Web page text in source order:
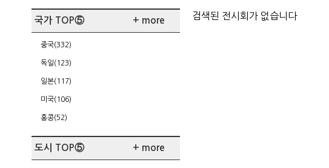
국가 TOP⑤ + more
중국(332)
독일(123)
일본(117)
미국(106)
홍콩(52)
도시 TOP⑤ + more
검색된 전시회가 없습니다